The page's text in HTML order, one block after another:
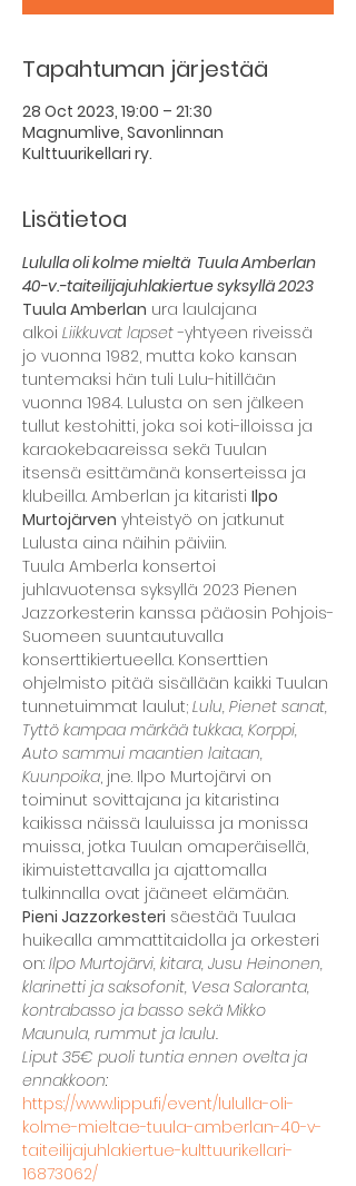
Tapahtuman järjestää
28 Oct 2023, 19:00 – 21:30
Magnumlive, Savonlinnan
Kulttuurikellari ry.
Lisätietoa
Lululla oli kolme mieltä  Tuula Amberlan
40-v.-taiteilijajuhlakiertue syksyllä 2023
Tuula Amberlan ura laulajana
alkoi Liikkuvat lapset -yhtyeen riveissä
jo vuonna 1982, mutta koko kansan
tuntemaksi hän tuli Lulu-hitillään
vuonna 1984. Lulusta on sen jälkeen
tullut kestohitti, joka soi koti-illoissa ja
karaokebaareissa sekä Tuulan
itsensä esittämänä konserteissa ja
klubeilla. Amberlan ja kitaristi Ilpo
Murtojärven yhteistyö on jatkunut
Lulusta aina näihin päiviin.
Tuula Amberla konsertoi
juhlavuotensa syksyllä 2023 Pienen
Jazzorkesterin kanssa pääosin Pohjois-
Suomeen suuntautuvalla
konserttikiertueella. Konserttien
ohjelmisto pitää sisällään kaikki Tuulan
tunnetuimmat laulut; Lulu, Pienet sanat,
Tyttö kampaa märkää tukkaa, Korppi,
Auto sammui maantien laitaan,
Kuunpoika, jne. Ilpo Murtojärvi on
toiminut sovittajana ja kitaristina
kaikissa näissä lauluissa ja monissa
muissa, jotka Tuulan omaperäisellä,
ikimuistettavalla ja ajattomalla
tulkinnalla ovat jääneet elämään.
Pieni Jazzorkesteri säestää Tuulaa
huikealla ammattitaidolla ja orkesteri
on: Ilpo Murtojärvi, kitara, Jusu Heinonen,
klarinetti ja saksofonit, Vesa Saloranta,
kontrabasso ja basso sekä Mikko
Maunula, rummut ja laulu.
Liput 35€ puoli tuntia ennen ovelta ja
ennakkoon:
https://www.lippu.fi/event/lululla-oli-
kolme-mieltae-tuula-amberlan-40-v-
taiteilijajuhlakiertue-kulttuurikellari-
16873062/